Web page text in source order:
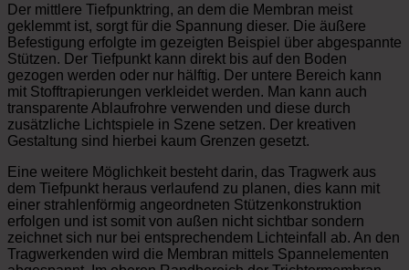
Der mittlere Tiefpunktring, an dem die Membran meist
geklemmt ist, sorgt für die Spannung dieser. Die äußere
Befestigung erfolgte im gezeigten Beispiel über abgespannte
Stützen. Der Tiefpunkt kann direkt bis auf den Boden
gezogen werden oder nur hälftig. Der untere Bereich kann
mit Stofftrapierungen verkleidet werden. Man kann auch
transparente Ablaufrohre verwenden und diese durch
zusätzliche Lichtspiele in Szene setzen. Der kreativen
Gestaltung sind hierbei kaum Grenzen gesetzt.
Eine weitere Möglichkeit besteht darin, das Tragwerk aus
dem Tiefpunkt heraus verlaufend zu planen, dies kann mit
einer strahlenförmig angeordneten Stützenkonstruktion
erfolgen und ist somit von außen nicht sichtbar sondern
zeichnet sich nur bei entsprechendem Lichteinfall ab. An den
Tragwerkenden wird die Membran mittels Spannelementen